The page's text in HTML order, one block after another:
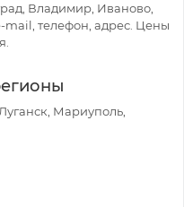
Владимир, Иваново,
mail, телефон, адрес. Цены
Мариуполь,